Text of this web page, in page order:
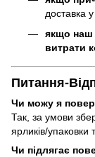
доставка у
якщо наш
витрати
Питання-
Чи можу я
Так, за умови
ярликів/упаковки
Чи підлягає